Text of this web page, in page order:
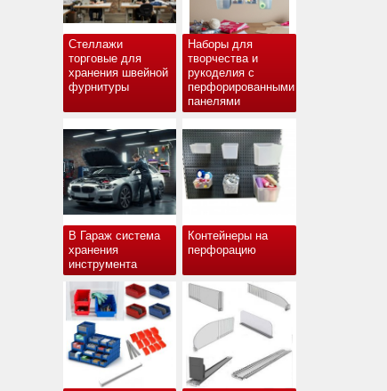
Стеллажи
торговые для
хранения швейной
фурнитуры
Наборы для
творчества и
рукоделия с
перфорированными
панелями
В Гараж система
хранения
инструмента
Контейнеры на
перфорацию